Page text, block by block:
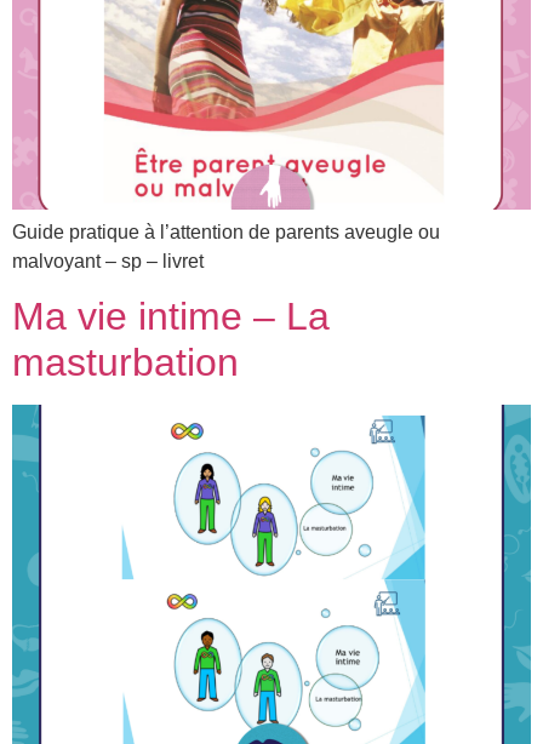
Guide pratique à l’attention de parents aveugle ou
malvoyant – sp – livret
Ma vie intime – La
masturbation